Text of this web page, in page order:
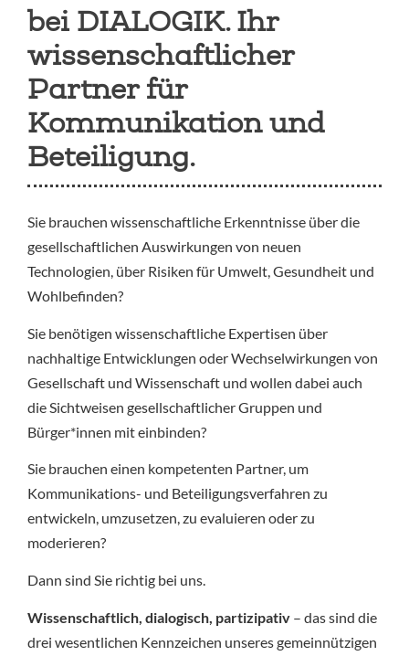
bei DIALOGIK. Ihr
wissenschaftlicher
Partner für
Kommunikation und
Beteiligung.
Sie brauchen wissenschaftliche Erkenntnisse über die
gesellschaftlichen Auswirkungen von neuen
Technologien, über Risiken für Umwelt, Gesundheit und
Wohlbefinden?
Sie benötigen wissenschaftliche Expertisen über
nachhaltige Entwicklungen oder Wechselwirkungen von
Gesellschaft und Wissenschaft und wollen dabei auch
die Sichtweisen gesellschaftlicher Gruppen und
Bürger*innen mit einbinden?
Sie brauchen einen kompetenten Partner, um
Kommunikations- und Beteiligungsverfahren zu
entwickeln, umzusetzen, zu evaluieren oder zu
moderieren?
Dann sind Sie richtig bei uns.
Wissenschaftlich, dialogisch, partizipativ – das sind die
drei wesentlichen Kennzeichen unseres gemeinnützigen